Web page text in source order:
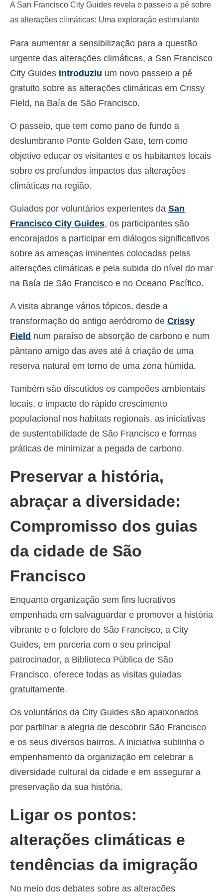
Deutsch(
Magyar(Húngaro)
Italiano
Norsk bokmål(Norueguês )
Polski(Polonês)
Esloveno
Español(Espanhol)
Svenska(Sueco )
A San Francisco City Guides revela o passeio a pé sobre
as alterações climáticas: Uma exploração estimulante
Para aumentar a sensibilização para a questão
urgente das alterações climáticas, a San Francisco
City Guides introduziu um novo passeio a pé
gratuito sobre as alterações climáticas em Crissy
Field, na Baía de São Francisco.
O passeio, que tem como pano de fundo a
deslumbrante Ponte Golden Gate, tem como
objetivo educar os visitantes e os habitantes locais
sobre os profundos impactos das alterações
climáticas na região.
Guiados por voluntários experientes da San
Francisco City Guides, os participantes são
encorajados a participar em diálogos significativos
sobre as ameaças iminentes colocadas pelas
alterações climáticas e pela subida do nível do mar
na Baía de São Francisco e no Oceano Pacífico.
A visita abrange vários tópicos, desde a
transformação do antigo aeródromo de Crissy
Field num paraíso de absorção de carbono e num
pântano amigo das aves até à criação de uma
reserva natural em torno de uma zona húmida.
Também são discutidos os campeões ambientais
locais, o impacto do rápido crescimento
populacional nos habitats regionais, as iniciativas
de sustentabilidade de São Francisco e formas
práticas de minimizar a pegada de carbono.
Preservar a história,
abraçar a diversidade:
Compromisso dos guias
da cidade de São
Francisco
Enquanto organização sem fins lucrativos
empenhada em salvaguardar e promover a história
vibrante e o folclore de São Francisco, a City
Guides, em parceria com o seu principal
patrocinador, a Biblioteca Pública de São
Francisco, oferece todas as visitas guiadas
gratuitamente.
Os voluntários da City Guides são apaixonados
por partilhar a alegria de descobrir São Francisco
e os seus diversos bairros. A iniciativa sublinha o
empenhamento da organização em celebrar a
diversidade cultural da cidade e em assegurar a
preservação da sua história.
Ligar os pontos:
alterações climáticas e
tendências da imigração
No meio dos debates sobre as alterações